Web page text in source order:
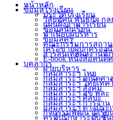
หน้าหลัก
ข้อมูลโรงเรียน
ประวัติโรงเรียน
วิสัยทัศน์ พันธกิจ กล
แผนผังอาคารเรียน
ข้อมูลนักเรียน
ทำเนียบผู้บริหาร
ข้อมูลครู
คณะกรรมการสถา
เครือข่ายผู้ปกครอง
สารสนเทศผลงานที่
E-book หนังสือคนดี
บุคลากร
ฝ่ายบริหาร
กลุ่มสาระฯ ไทย
กลุ่มสาระฯ คณิตศา
กลุ่มสาระฯ วิทย์เทค
กลุ่มสาระฯ สังคม
กลุ่มสาระฯ สุข พละ
กลุ่มสาระฯ ศิลปะ
กลุ่มสาระฯ การงาน
กลุ่มสาระฯ ต่างประ
กิจกรรมพัฒนาผู้เรีย
ครูที่ปรึกษาระดับชั้